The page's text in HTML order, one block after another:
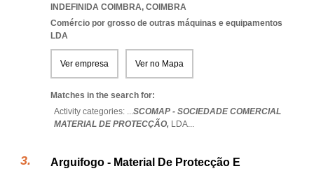
INDEFINIDA COIMBRA, COIMBRA
Comércio por grosso de outras máquinas e equipamentos
LDA
Ver empresa Ver no Mapa
Matches in the search for:
Activity categories: ...SCOMAP - SOCIEDADE COMERCIAL
MATERIAL DE PROTECÇÃO, LDA...
Arguifogo - Material De Protecção E